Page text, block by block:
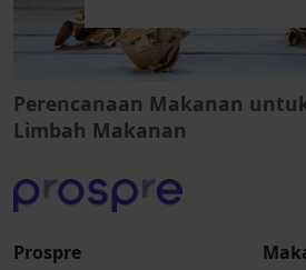
Perencanaan Makanan
Limbah Makanan
Prospre